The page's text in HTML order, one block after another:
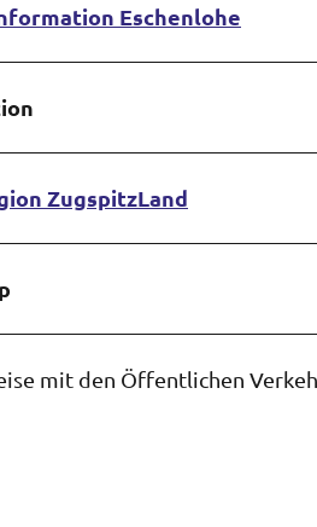
Eschenlohe
ZugspitzLand
mit den Öffentlichen